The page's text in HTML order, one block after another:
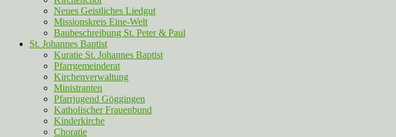
Neues Geistliches Liedgut
Missionskreis Eine-Welt
Baubeschreibung St. Peter & Paul
St. Johannes Baptist
Kuratie St. Johannes Baptist
Pfarrgemeinderat
Kirchenverwaltung
Ministranten
Pfarrjugend Göggingen
Katholischer Frauenbund
Kinderkirche
Choratie